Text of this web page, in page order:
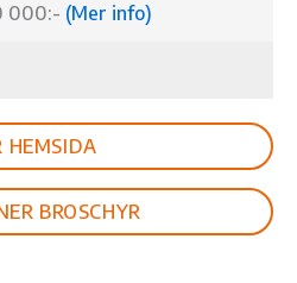
000:- (Mer info)
HEMSIDA
BROSCHYR